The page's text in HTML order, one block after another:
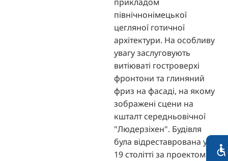
північнонімецької
цегляної готичної
архітектури. На особливу
увагу заслуговують
витіюваті гостроверхі
фронтони та глиняний
фриз на фасаді, на якому
зображені сцени на
кшталт середньовічної
"Людерзіхен". Будівля
була відреставрована у
19 столітті за проектом